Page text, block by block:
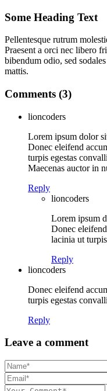
Some Heading Text
Pellentesque rutrum
Praesent a orci nec libero
bibendum odio, sed
mattis.
Comments (3)
lioncoders
Lorem ipsum dolor
Donec eleifend
turpis egestas
Maecenas auctor in
Reply
lioncoders
Lorem ipsum
Donec
lacinia ut
Reply
lioncoders
Donec eleifend
turpis egestas
Reply
Leave a comment